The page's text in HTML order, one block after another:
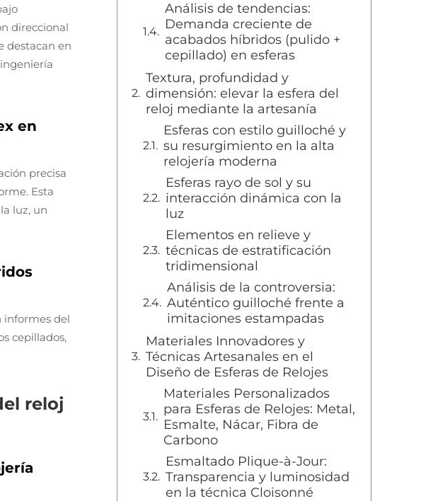
direccional
destacan en
en
precisa
Esta
luz, un
informes del
cepillados,
reloj
Análisis de tendencias:
Demanda creciente de
acabados híbridos (pulido +
cepillado) en esferas
Textura, profundidad y
dimensión: elevar la esfera del
reloj mediante la artesanía
Esferas con estilo guilloché y
su resurgimiento en la alta
relojería moderna
Esferas rayo de sol y su
interacción dinámica con la
luz
Elementos en relieve y
técnicas de estratificación
tridimensional
Análisis de la controversia:
Auténtico guilloché frente a
imitaciones estampadas
Materiales Innovadores y
Técnicas Artesanales en el
Diseño de Esferas de Relojes
Materiales Personalizados
para Esferas de Relojes: Metal,
Esmalte, Nácar, Fibra de
Carbono
Esmaltado Plique-à-Jour:
Transparencia y luminosidad
en la técnica Cloisonné